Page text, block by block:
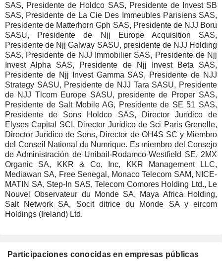
SAS, Presidente de Holdco SAS, Presidente de Invest SB
SAS, Presidente de La Cie Des Immeubles Parisiens SAS,
Presidente de Matterhorn Gph SAS, Presidente de NJJ Boru
SASU, Presidente de Njj Europe Acquisition SAS,
Presidente de Njj Galway SASU, presidente de NJJ Holding
SAS, Presidente de NJJ Immobilier SAS, Presidente de Njj
Invest Alpha SAS, Presidente de Njj Invest Beta SAS,
Presidente de Njj Invest Gamma SAS, Presidente de NJJ
Strategy SASU, Presidente de NJJ Tara SASU, Presidente
de NJJ Tlcom Europe SASU, presidente de Proper SAS,
Presidente de Salt Mobile AG, Presidente de SE 51 SAS,
Presidente de Sons Holdco SAS, Director Jurídico de
Elyses Capital SCI, Director Jurídico de Sci Paris Grenelle,
Director Jurídico de Sons, Director de OH4S SC y Miembro
del Conseil National du Numrique. Es miembro del Consejo
de Administración de Unibail-Rodamco-Westfield SE, 2MX
Organic SA, KKR & Co, Inc, KKR Management LLC,
Mediawan SA, Free Senegal, Monaco Telecom SAM, NICE-
MATIN SA, Step-In SAS, Telecom Comores Holding Ltd., Le
Nouvel Observateur du Monde SA, Maya Africa Holding,
Salt Network SA, Socit ditrice du Monde SA y eircom
Holdings (Ireland) Ltd.
Participaciones conocidas en empresas públicas